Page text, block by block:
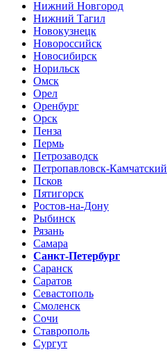
Нижний Новгород
Нижний Тагил
Новокузнецк
Новороссийск
Новосибирск
Норильск
Омск
Орел
Оренбург
Орск
Пенза
Пермь
Петрозаводск
Петропавловск-Камчатский
Псков
Пятигорск
Ростов-на-Дону
Рыбинск
Рязань
Самара
Санкт-Петербург
Саранск
Саратов
Севастополь
Смоленск
Сочи
Ставрополь
Сургут